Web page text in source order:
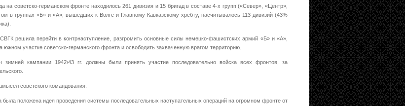
на советско-германском фронте находилось 261 дивизия и 15 бригад в составе 4-х групп («Север», «Центр»,
в группах «Б» и «А», вышедших к Волге и Главному Кавказскому хребту, насчитывалось 113 дивизий (43%
решила перейти в контрнаступление, разгромить основные силы немецко-фашистских армий «Б» и «А»,
южном участке советско-германского фронта и освободить захваченную врагом территорию.
зимней кампании 1942\43 гг. должны были принять участие последовательно войска всех фронтов, за
советского командования.
была положена идея проведения системы последовательных наступательных операций на огромном фронте от